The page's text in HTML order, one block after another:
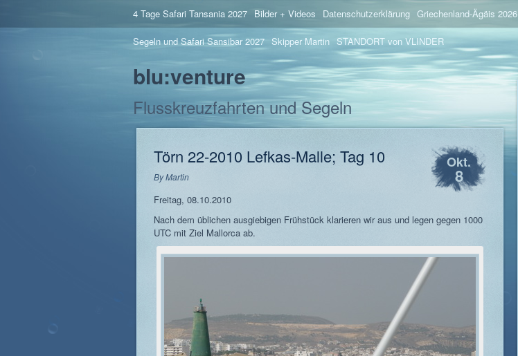
4 Tage Safari Tansania 2027 Bilder + Videos Datenschutzerklärung Griechenland-Ägäis 2026
Segeln und Safari Sansibar 2027 Skipper Martin STANDORT von VLINDER
blu:venture
Flusskreuzfahrten und Segeln
Törn 22-2010 Lefkas-Malle; Tag 10
ByMartin
Okt.
8
Freitag, 08.10.2010
Nach dem üblichen ausgiebigen Frühstück klarieren wir aus und legen gegen 1000
UTC mit Ziel Mallorca ab.